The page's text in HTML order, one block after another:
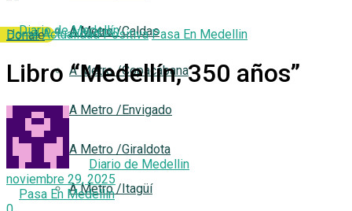
A Metro /Caldas
A Metro /Copacabana
A Metro /Envigado
A Metro /Giraldota
A Metro /Itagüí
Donale
Home Actualidad Positiva Pasa En Medellin
Libro “Medellín, 350 años”
Diario de Medellin
noviembre 29, 2025
Pasa En Medellin